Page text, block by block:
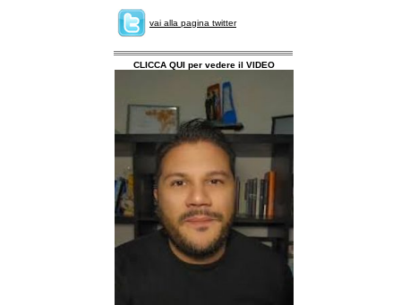
vai alla pagina twitter
CLICCA QUI per vedere il VIDEO